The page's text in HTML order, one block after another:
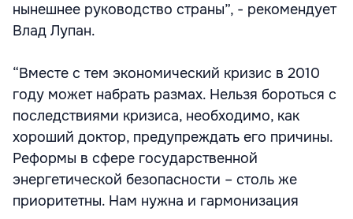
нынешнее руководство страны”, - рекомендует
Влад Лупан.
“Вместе с тем экономический кризис в 2010
году может набрать размах. Нельзя бороться с
последствиями кризиса, необходимо, как
хороший доктор, предупреждать его причины.
Реформы в сфере государственной
энергетической безопасности – столь же
приоритетны. Нам нужна и гармонизация